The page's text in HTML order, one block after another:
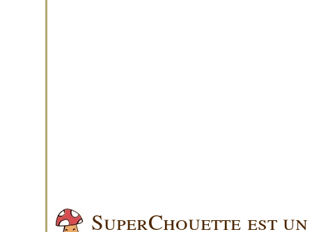
SuperChouette est